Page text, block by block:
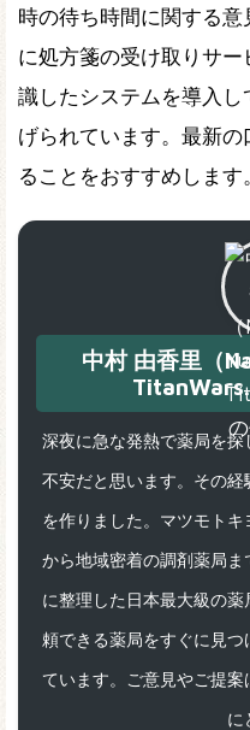
時の待ち時間に関する
に処方箋の受け取りサー
識したシステムを導入
げられています。最新
ることをおすすめします。
中村 由香里（
深夜に急な発熱で薬局を
不安だと思います。その
を作りました。マツモト
から地域密着の調剤薬局
に整理した日本最大級の
頼できる薬局をすぐに見
ています。ご意見やご提
に